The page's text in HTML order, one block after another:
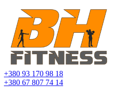
+380 93 170 98 18
+380 67 807 74 14